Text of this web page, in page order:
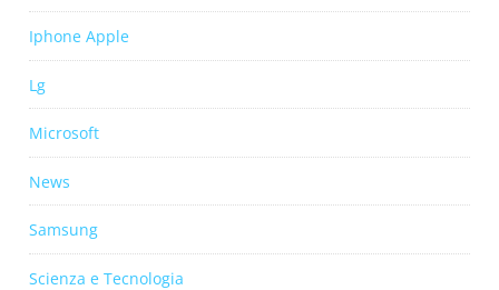
Iphone Apple
Lg
Microsoft
News
Samsung
Scienza e Tecnologia